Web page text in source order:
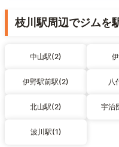
枝川駅周辺でジムを
中山駅(2)
伊野駅前駅(2) 八
北山駅(2) 宇治
波川駅(1)